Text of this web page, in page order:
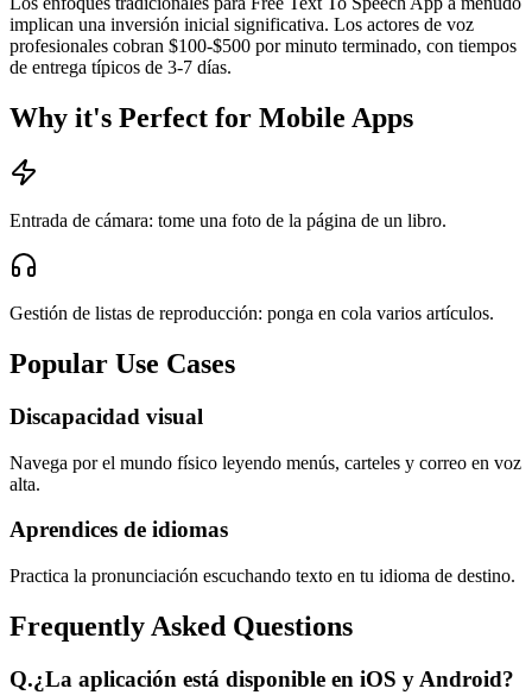
implican una inversión inicial significativa. Los actores de voz
profesionales cobran $100-$500 por minuto terminado, con tiempos
de entrega típicos de 3-7 días.
Why it's Perfect for Mobile Apps
Entrada de cámara: tome una foto de la página de un libro.
Gestión de listas de reproducción: ponga en cola varios artículos.
Popular Use Cases
Discapacidad visual
Navega por el mundo físico leyendo menús, carteles y correo en voz
alta.
Aprendices de idiomas
Practica la pronunciación escuchando texto en tu idioma de destino.
Frequently Asked Questions
Q.¿La aplicación está disponible en iOS y Android?